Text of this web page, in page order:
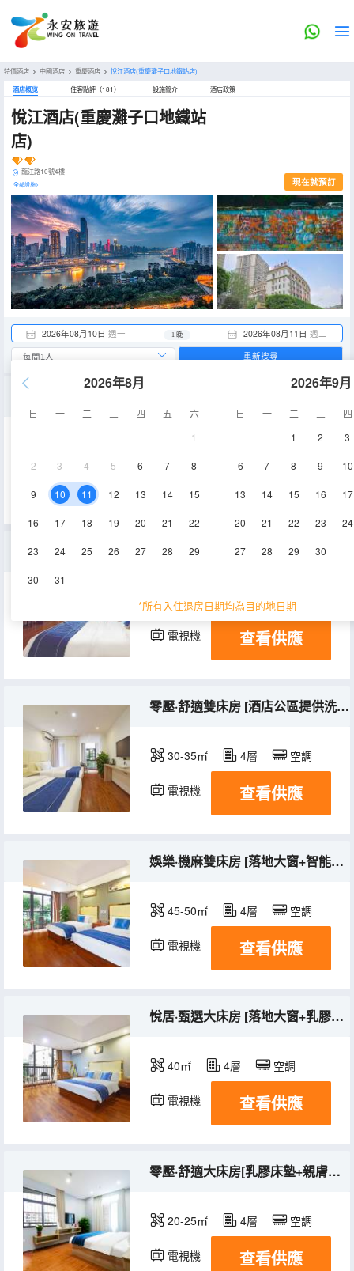
特價酒店 > 中國酒店 > 重慶酒店 > 悅江酒店(重慶灘子口地鐵站店)
酒店概览 住客點評（181） 設施簡介 酒店政策
悅江酒店(重慶灘子口地鐵站
店)
龍江路10號4樓
全部設施> 現在就預訂
2026年08月10日 週一 2026年08月11日 週二
1 晚
2026年8月
日 一 二 三 四 五
六
1
2 3 4 5 6 7 8
9 10 11 12 13 14 15
16 17 18 19 20 21 22
23 24 25 26 27 28 29
30 31
2026年9月
日 一 二 三
四
1
2 3
6 7 8 9 10
13 14 15 16 17
20 21 22 23 24
27 28 29 30
*所有入住退房日期均為目的地日期
重新搜尋
45-50㎡ 空調
45-50㎡ 4層 空調
電視機 查看供應
零壓·舒適雙床房 [酒店公區提供洗衣機+高清電視]
30-35㎡ 4層 空調
電視機 查看供應
娛樂·機麻雙床房 [落地大窗+智能機麻+寬敞舒適]
45-50㎡ 4層 空調
電視機 查看供應
悅居·甄選大床房 [落地大窗+乳膠床墊+安心舒睡]
40㎡ 4層 空調
電視機 查看供應
零壓·舒適大床房[乳膠床墊+親膚床品]
20-25㎡ 4層 空調
電視機 查看供應